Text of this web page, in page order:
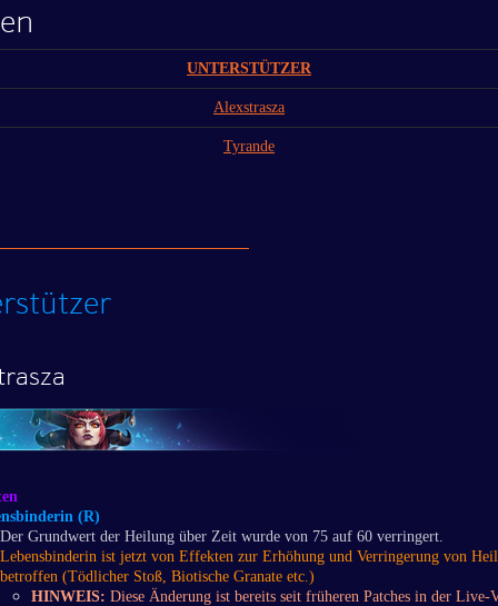
UNTERSTÜTZER
Alexstrasza
Tyrande
(R)
Der Grundwert der Heilung über Zeit wurde von 75 auf 60 verringert.
Lebensbinderin ist jetzt von Effekten zur Erhöhung und Verringerung von
betroffen (Tödlicher Stoß, Biotische Granate etc.)
HINWEIS: Diese Änderung ist bereits seit früheren Patches in der Live-